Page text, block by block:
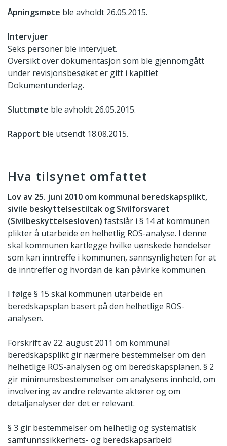
Åpningsmøte ble avholdt 26.05.2015.
Intervjuer
Seks personer ble intervjuet.
Oversikt over dokumentasjon som ble gjennomgått
under revisjonsbesøket er gitt i kapitlet
Dokumentunderlag.
Sluttmøte ble avholdt 26.05.2015.
Rapport ble utsendt 18.08.2015.
Hva tilsynet omfattet
Lov av 25. juni 2010 om kommunal beredskapsplikt,
sivile beskyttelsestiltak og Sivilforsvaret
(Sivilbeskyttelsesloven) fastslår i § 14 at kommunen
plikter å utarbeide en helhetlig ROS-analyse. I denne
skal kommunen kartlegge hvilke uønskede hendelser
som kan inntreffe i kommunen, sannsynligheten for at
de inntreffer og hvordan de kan påvirke kommunen.
I følge § 15 skal kommunen utarbeide en
beredskapsplan basert på den helhetlige ROS-
analysen.
Forskrift av 22. august 2011 om kommunal
beredskapsplikt gir nærmere bestemmelser om den
helhetlige ROS-analysen og om beredskapsplanen. § 2
gir minimumsbestemmelser om analysens innhold, om
involvering av andre relevante aktører og om
detaljanalyser der det er relevant.
§ 3 gir bestemmelser om helhetlig og systematisk
samfunnssikkerhets- og beredskapsarbeid